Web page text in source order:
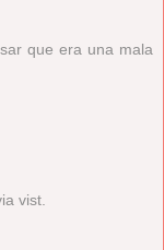
que era una mala
vist.